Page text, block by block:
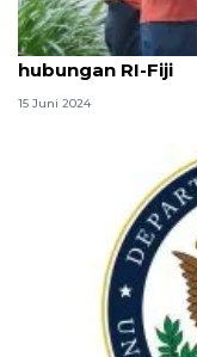
KBRI Suva gelar
hubungan RI-Fiji
15 Juni 2024